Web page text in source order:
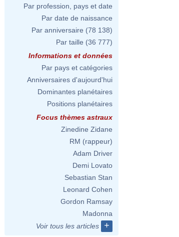
Par profession, pays et date
Par date de naissance
Par anniversaire (78 138)
Par taille (36 777)
Informations et données
Par pays et catégories
Anniversaires d'aujourd'hui
Dominantes planétaires
Positions planétaires
Focus thèmes astraux
Zinedine Zidane
RM (rappeur)
Adam Driver
Demi Lovato
Sebastian Stan
Leonard Cohen
Gordon Ramsay
Madonna
Voir tous les articles
+